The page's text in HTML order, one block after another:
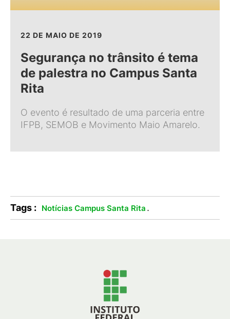
22 DE MAIO DE 2019
Segurança no trânsito é tema
de palestra no Campus Santa
Rita
O evento é resultado de uma parceria entre
IFPB, SEMOB e Movimento Maio Amarelo.
Tags : Notícias Campus Santa Rita .